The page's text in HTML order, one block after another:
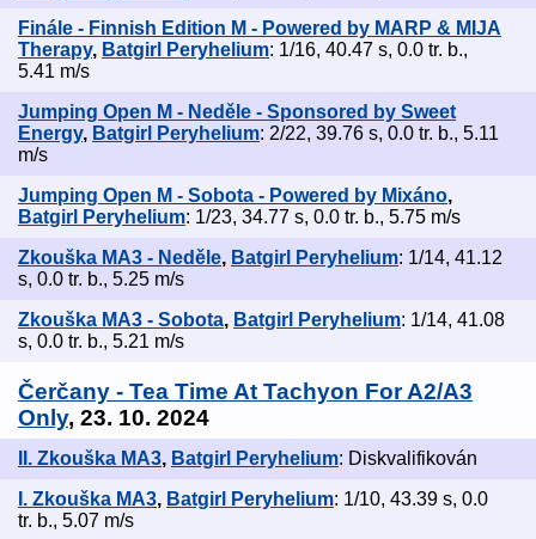
Finále - Finnish Edition M - Powered by MARP & MIJA
Therapy, Batgirl Peryhelium: 1/16, 40.47 s, 0.0 tr. b.,
5.41 m/s
Jumping Open M - Neděle - Sponsored by Sweet
Energy, Batgirl Peryhelium: 2/22, 39.76 s, 0.0 tr. b., 5.11
m/s
Jumping Open M - Sobota - Powered by Mixáno,
Batgirl Peryhelium: 1/23, 34.77 s, 0.0 tr. b., 5.75 m/s
Zkouška MA3 - Neděle, Batgirl Peryhelium: 1/14, 41.12
s, 0.0 tr. b., 5.25 m/s
Zkouška MA3 - Sobota, Batgirl Peryhelium: 1/14, 41.08
s, 0.0 tr. b., 5.21 m/s
Čerčany - Tea Time At Tachyon For A2/A3
Only, 23. 10. 2024
II. Zkouška MA3, Batgirl Peryhelium: Diskvalifikován
I. Zkouška MA3, Batgirl Peryhelium: 1/10, 43.39 s, 0.0
tr. b., 5.07 m/s